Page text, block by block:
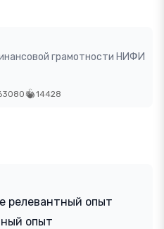
грамотности НИФИ
14428
релевантный опыт
опыт